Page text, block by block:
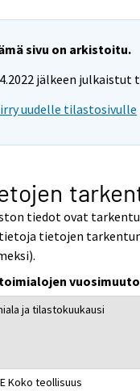
sivu on arkistoitu.
jälkeen
uudelle tilastosivulle
tiedot ovat
tietojen
ja tilastokuukausi
Koko teollisuus